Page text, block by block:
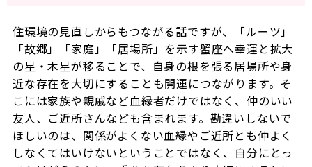
住環境の見直しからもつながる話ですが、「ルーツ」
「故郷」「家庭」「居場所」を示す蟹座へ幸運と拡大
の星・木星が移ることで、自身の根を張る居場所や身
近な存在を大切にすることも開運につながります。そ
こには家族や親戚など血縁者だけではなく、仲のいい
友人、ご近所さんなども含まれます。勘違いしないで
ほしいのは、関係がよくない血縁やご近所とも仲よく
しなくてはいけないということではなく、自分にとっ